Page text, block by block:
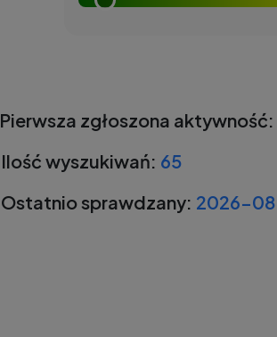
Pierwsza zgłoszona aktywność:
Ilość wyszukiwań: 65
Ostatnio sprawdzany: 2026-